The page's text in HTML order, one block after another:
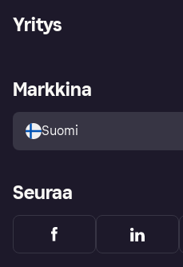
Ohje
Kirjaudu sisään
Tutustu kauppoihin
Ostajan turva
Yritys
Kirjaudu sisään yrityksenä
Markkina
Suomi
Seuraa